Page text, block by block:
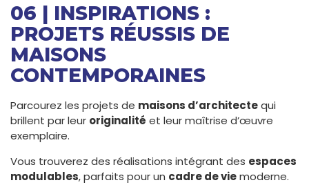
06 | INSPIRATIONS :
PROJETS RÉUSSIS DE
MAISONS
CONTEMPORAINES
Parcourez les projets de maisons d’architectequi
brillent par leur originalité et leur maîtrise d’œuvre
exemplaire.
Vous trouverez des réalisations intégrant des espaces
modulables, parfaits pour un cadre de viemoderne.